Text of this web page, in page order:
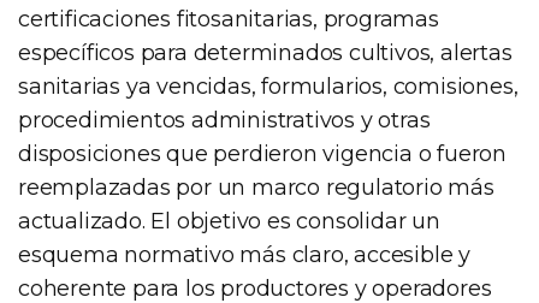
certificaciones fitosanitarias, programas
específicos para determinados cultivos, alertas
sanitarias ya vencidas, formularios, comisiones,
procedimientos administrativos y otras
disposiciones que perdieron vigencia o fueron
reemplazadas por un marco regulatorio más
actualizado. El objetivo es consolidar un
esquema normativo más claro, accesible y
coherente para los productores y operadores